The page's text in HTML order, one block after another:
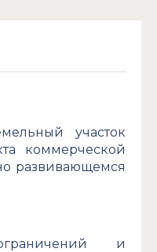
участок
коммерческой
развивающемся
и